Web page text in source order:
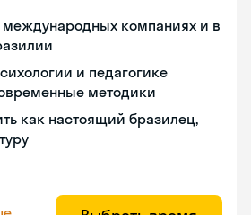
международных компаниях и в
и педагогике
методики
как настоящий бразилец,